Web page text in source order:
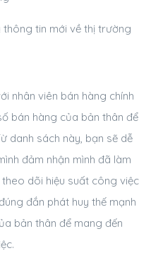
tin mới về thị trường
nhân viên bán hàng chính
bán hàng của bản thân để
danh sách này, bạn sẽ dễ
đảm nhận mình đã làm
dõi hiệu suất công việc
đắn phát huy thế mạnh
bản thân để mang đến